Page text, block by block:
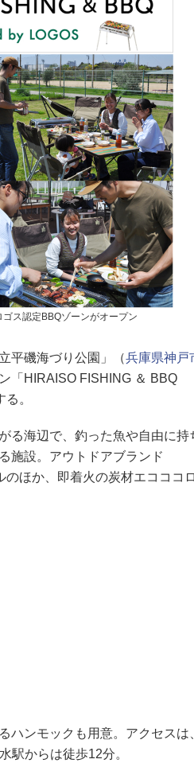
ス認定BBQゾーンがオープン
平磯海づり公園」（兵庫県神戸
「HIRAISO FISHING ＆ BBQ
。
る海辺で、釣った魚や自由に持
施設。アウトドアブランド
のほか、即着火の炭材エコココ
ハンモックも用意。アクセスは
駅からは徒歩12分。